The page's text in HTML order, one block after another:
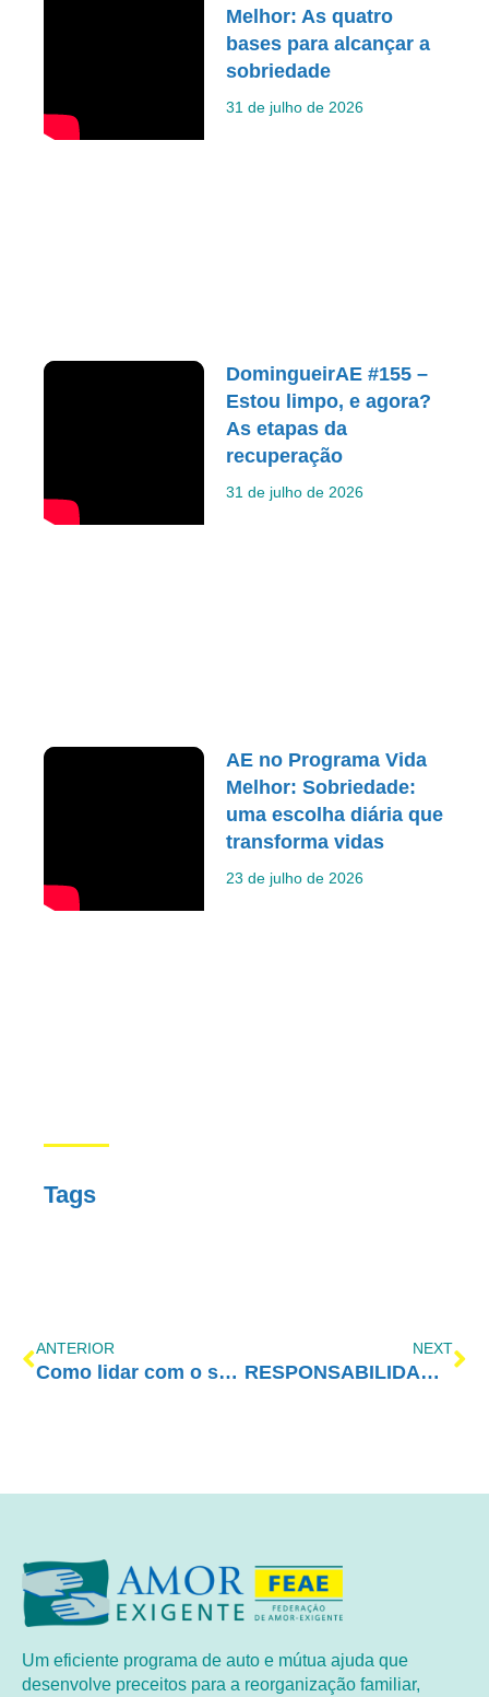
Melhor: As quatro
bases para alcançar a
sobriedade
31 de julho de 2026
DomingueirAE #155 –
Estou limpo, e agora?
As etapas da
recuperação
31 de julho de 2026
AE no Programa Vida
Melhor: Sobriedade:
uma escolha diária que
transforma vidas
23 de julho de 2026
Tags
ANTERIOR
Como lidar com o sentimento de culpa?
NEXT
RESPONSABILIDADE SOCIAL
Um eficiente programa de auto e mútua ajuda que
desenvolve preceitos para a reorganização familiar,